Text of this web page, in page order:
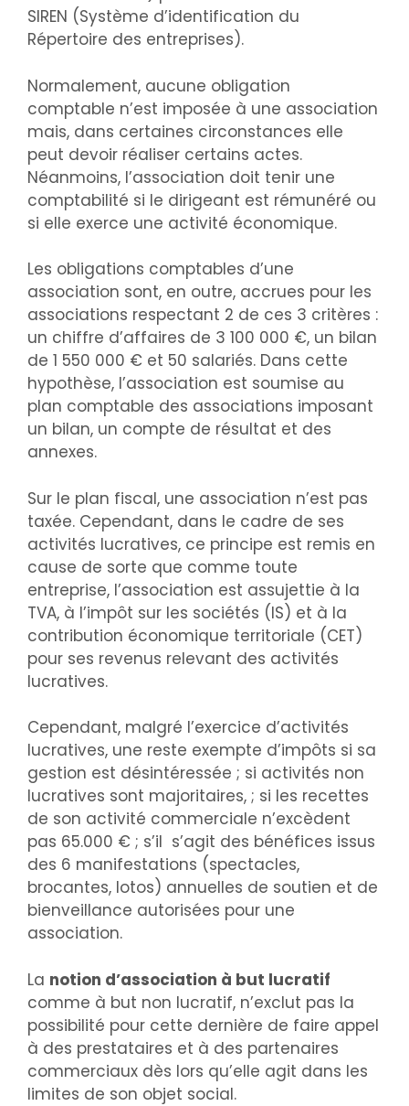
SIREN (Système d’identification du
Répertoire des entreprises).
Normalement, aucune obligation
comptable n’est imposée à une association
mais, dans certaines circonstances elle
peut devoir réaliser certains actes.
Néanmoins, l’association doit tenir une
comptabilité si le dirigeant est rémunéré ou
si elle exerce une activité économique.
Les obligations comptables d’une
association sont, en outre, accrues pour les
associations respectant 2 de ces 3 critères :
un chiffre d’affaires de 3 100 000 €, un bilan
de 1 550 000 € et 50 salariés. Dans cette
hypothèse, l’association est soumise au
plan comptable des associations imposant
un bilan, un compte de résultat et des
annexes.
Sur le plan fiscal, une association n’est pas
taxée. Cependant, dans le cadre de ses
activités lucratives, ce principe est remis en
cause de sorte que comme toute
entreprise, l’association est assujettie à la
TVA, à l’impôt sur les sociétés (IS) et à la
contribution économique territoriale (CET)
pour ses revenus relevant des activités
lucratives.
Cependant, malgré l’exercice d’activités
lucratives, une reste exempte d’impôts si sa
gestion est désintéressée ; si activités non
lucratives sont majoritaires, ; si les recettes
de son activité commerciale n’excèdent
pas 65.000 € ; s’il s’agit des bénéfices issus
des 6 manifestations (spectacles,
brocantes, lotos) annuelles de soutien et de
bienveillance autorisées pour une
association.
La notion d’association à but lucratif
comme à but non lucratif, n’exclut pas la
possibilité pour cette dernière de faire appel
à des prestataires et à des partenaires
commerciaux dès lors qu’elle agit dans les
limites de son objet social.